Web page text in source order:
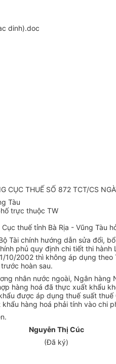
dinh).doc
CỤC THUẾ SỐ 872 TCT/CS
Tàu
trực thuộc TW
thuế tỉnh Bà Rịa - Vũng Tàu
Tài chính hướng dẫn sửa đổi,
phủ quy định chi tiết thi
10/2002 thì không áp dụng theo
hoàn sau.
nhân nước ngoài, Ngân
hàng hoá đã thực xuất khẩu
được áp dụng thuế suất
hàng hoá phải tính vào chi
Nguyễn Thị Cúc
(Đã ký)